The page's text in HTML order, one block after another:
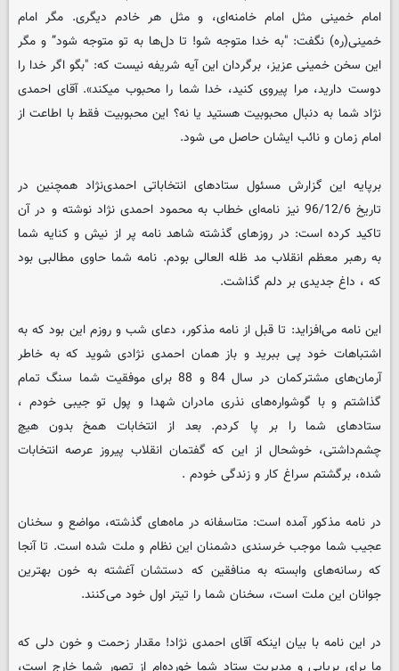
امام خمینی مثل امام خامنه‌ای، و مثل هر خادم دیگری. مگر امام
خمینی(ره) نگفت: "به خدا متوجه شو! تا دل‌ها به تو متوجه شود” و مگر
این سخن خمینی عزیز، برگردان این آیه شریفه نیست که: "بگو اگر خدا را
دوست دارید، مرا پیروی کنید، خدا شما را محبوب میکند». آقای احمدی
نژاد شما به دنبال محبوبیت هستید یا نه؟ این محبوبیت فقط با اطاعت از
امام زمان و نائب ایشان حاصل می شود.
برپایه این گزارش مسئول ستادهای انتخاباتی احمدی‌نژاد همچنین در
تاریخ 96/12/6 نیز نامه‌ای خطاب به محمود احمدی نژاد نوشته و در آن
تاکید کرده است: در روزهای گذشته شاهد نامه پر از نیش و کنایه شما
به رهبر معظم انقلاب مد ظله العالی بودم. نامه شما حاوی مطالبی بود
که ، داغ جدیدی بر دلم گذاشت.
این نامه می‌افزاید: تا قبل از نامه مذکور، دعای شب و روزم این بود که به
اشتباهات خود پی ببرید و باز همان احمدی نژادی شوید که به خاطر
آرمان‌های مشترکمان در سال 84 و 88 برای موفقیت شما سنگ تمام
گذاشتم و با گوشواره‌های نذری مادران شهدا و پول تو جیبی خودم ،
ستادهای شما را بر پا کردم. بعد از انتخابات همخ بدون هیچ
چشم‌داشتی، خوشحال از این که گفتمان انقلاب پیروز عرصه انتخابات
شده، برگشتم سراغ کار و زندگی خودم .
در نامه مذکور آمده است: متاسفانه در ماه‌های گذشته، مواضع و سخنان
عجیب شما موجب خرسندی دشمنان این نظام و ملت شده است. تا آنجا
که رسانه‌های وابسته به منافقین که دستشان آغشته به خون بهترین
جوانان این ملت است، سخنان شما را تیتر اول خود می‌کنند.
در این نامه با بیان اینکه آقای احمدی نژاد! مقدار زحمت و خون دلی که